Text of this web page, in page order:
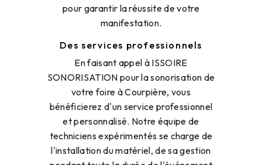
pour garantir la réussite de votre
manifestation.
Des services professionnels
En faisant appel à ISSOIRE
SONORISATION pour la sonorisation de
votre foire à Courpière, vous
bénéficierez d'un service professionnel
et personnalisé. Notre équipe de
techniciens expérimentés se charge de
l'installation du matériel, de sa gestion